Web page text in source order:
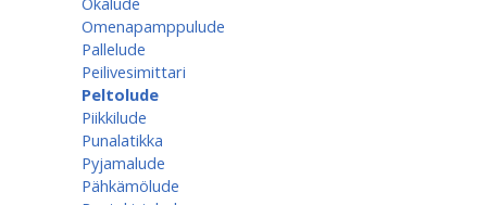
Omenapamppulude
Pallelude
Peilivesimittari
Peltolude
Piikkilude
Punalatikka
Pyjamalude
Pähkämölude